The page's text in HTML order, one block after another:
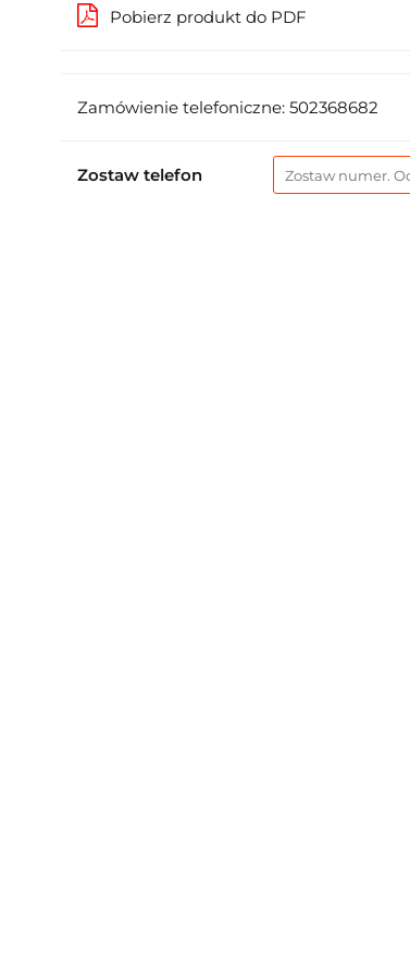
Pobierz produkt do PDF
Zamówienie telefoniczne: 502368682
Zostaw telefon